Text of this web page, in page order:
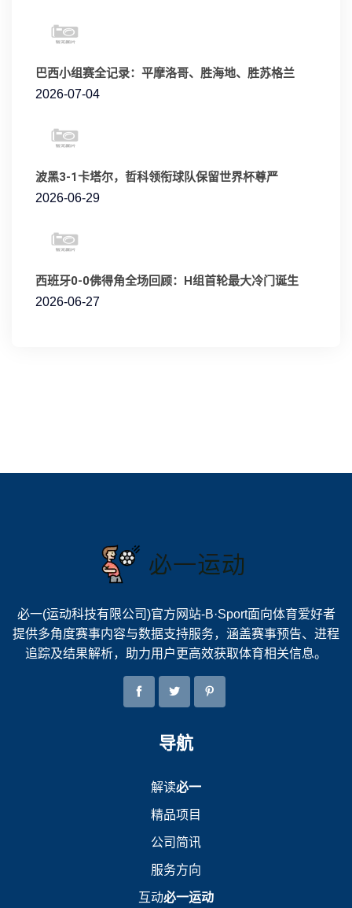
巴西小组赛全记录：平摩洛哥、胜海地、胜苏格兰
2026-07-04
波黑3-1卡塔尔，哲科领衔球队保留世界杯尊严
2026-06-29
西班牙0-0佛得角全场回顾：H组首轮最大冷门诞生
2026-06-27
必一(运动科技有限公司)官方网站-B·Sport面向体育爱好者
提供多角度赛事内容与数据支持服务，涵盖赛事预告、进程
追踪及结果解析，助力用户更高效获取体育相关信息。
导航
解读必一
精品项目
公司简讯
服务方向
互动必一运动